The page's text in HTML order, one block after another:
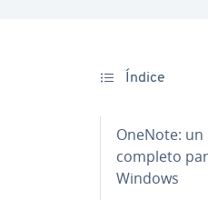
Índice
OneNote:
completo
Windows